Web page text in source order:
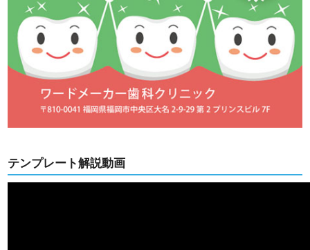
テンプレート解説動画